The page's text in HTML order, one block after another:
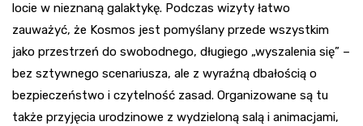
locie w nieznaną galaktykę. Podczas wizyty łatwo
zauważyć, że Kosmos jest pomyślany przede wszystkim
jako przestrzeń do swobodnego, długiego „wyszalenia się” –
bez sztywnego scenariusza, ale z wyraźną dbałością o
bezpieczeństwo i czytelność zasad. Organizowane są tu
także przyjęcia urodzinowe z wydzieloną salą i animacjami,